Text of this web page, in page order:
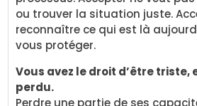
ou trouver la situation juste.
reconnaître ce qui est là
vous protéger.
Vous avez le droit d’être triste,
perdu.
Perdre une partie de ses